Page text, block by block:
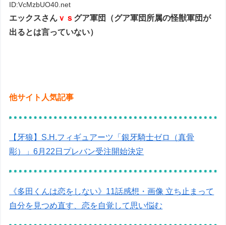
ID:VcMzbUO40.net
エックスさん ｖｓ グア軍団（グア軍団所属の怪獣軍団が
出るとは言っていない）
他サイト人気記事
【牙狼】S.H.フィギュアーツ「銀牙騎士ゼロ（真骨
彫）」6月22日プレバン受注開始決定
《多田くんは恋をしない》11話感想・画像 立ち止まって
自分を見つめ直す、恋を自覚して思い悩む